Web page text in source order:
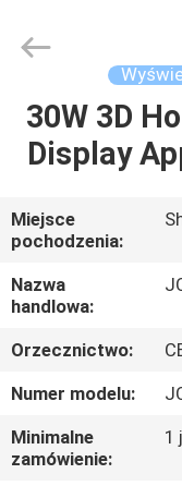
DOM
O
NAS
WYCIECZKA
PO
FABRYCE
Interactive
Technology
Rights
Reserved.30W 3D
Display
Miejsce
pochodzenia:
Nazwa
handlowa:
Orzecznictwo:
Numer modelu:
Minimalne
zamówienie:
1